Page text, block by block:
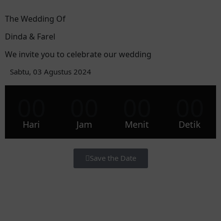
The Wedding Of
Dinda & Farel
We invite you to celebrate our wedding
Sabtu, 03 Agustus 2024
Hari Jam Menit Detik
Save the Date